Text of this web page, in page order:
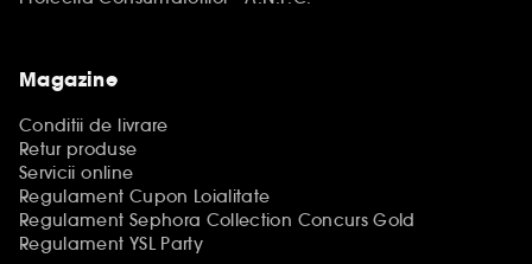
Magazine
Conditii de livrare
Retur produse
Servicii online
Regulament Cupon Loialitate
Regulament Sephora Collection Concurs Gold
Regulament YSL Party